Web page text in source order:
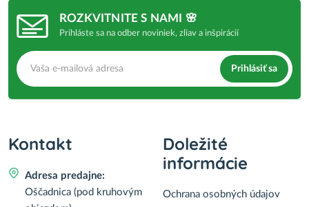
ROZKVITNITE S NAMI 🌸
Prihláste sa na odber noviniek, zliav a inšpirácií
Prihlásiť sa
Kontakt
Adresa predajne:
Oščadnica (pod kruhovým
Doležité
informácie
Ochrana osobných údajov